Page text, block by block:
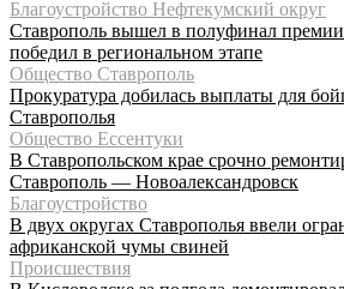
Благоустройство Нефтекумский округ
Ставрополь вышел в полуфинал
победил в региональном этапе
Общество Ставрополь
Прокуратура добилась выплаты для
Ставрополья
Общество Ессентуки
В Ставропольском крае срочно
Ставрополь — Новоалександровск
Благоустройство
В двух округах Ставрополья ввели
африканской чумы свиней
Происшествия